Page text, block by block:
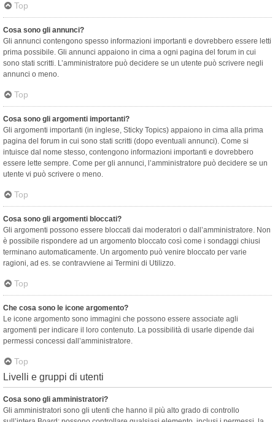
Top
Cosa sono gli annunci?
Gli annunci contengono spesso informazioni importanti e dovrebbero essere letti
prima possibile. Gli annunci appaiono in cima a ogni pagina del forum in cui
sono stati scritti. L’amministratore può decidere se un utente può scrivere negli
annunci o meno.
Top
Cosa sono gli argomenti importanti?
Gli argomenti importanti (in inglese, Sticky Topics) appaiono in cima alla prima
pagina del forum in cui sono stati scritti (dopo eventuali annunci). Come si
intuisce dal nome stesso, contengono informazioni importanti e dovrebbero
essere lette sempre. Come per gli annunci, l’amministratore può decidere se un
utente vi può scrivere o meno.
Top
Cosa sono gli argomenti bloccati?
Gli argomenti possono essere bloccati dai moderatori o dall’amministratore. Non
è possibile rispondere ad un argomento bloccato così come i sondaggi chiusi
terminano automaticamente. Un argomento può venire bloccato per varie
ragioni, ad es. se contravviene ai Termini di Utilizzo.
Top
Che cosa sono le icone argomento?
Le icone argomento sono immagini che possono essere associate agli
argomenti per indicare il loro contenuto. La possibilità di usarle dipende dai
permessi concessi dall’amministratore.
Top
Livelli e gruppi di utenti
Cosa sono gli amministratori?
Gli amministratori sono gli utenti che hanno il più alto grado di controllo